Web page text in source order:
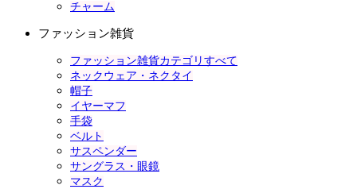
チャーム
ファッション雑貨
ファッション雑貨カテゴリすべて
ネックウェア・ネクタイ
帽子
イヤーマフ
手袋
ベルト
サスペンダー
サングラス・眼鏡
マスク